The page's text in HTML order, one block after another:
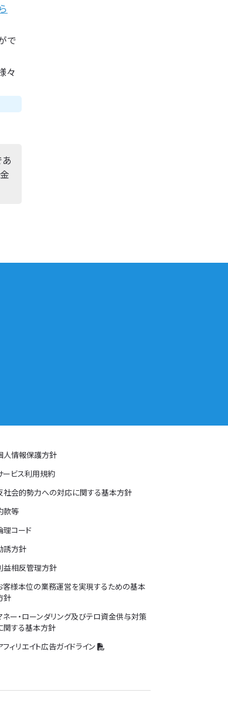
で
々
人情報保護方針
ービス利用規約
社会的勢力への対応に関する基本方針
款等
理コード
誘方針
益相反管理方針
客様本位の業務運営を実現するための基本
針
ネー・ローンダリング及びテロ資金供与対策
関する基本方針
フィリエイト広告ガイドライン